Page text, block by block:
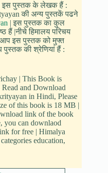
| इस पुस्तक के लेखक हैं :
की अन्य पुस्तकें पढने
| इस पुस्तक का कुल
हैं |नीचे हिमालय परिचय
आप इस पुस्तक को मुफ्त
पुस्तक की श्रेणियां हैं :
| This Book is
and Download
in Hindi, Please
of this book is 18 MB |
link of the book
you can downlaod
for free | Himalya
education,